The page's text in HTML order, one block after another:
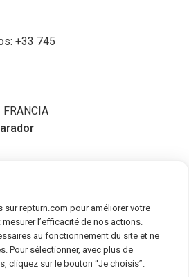
+33 745
Aviso legal Política de privacidad
repturn.com pour améliorer votre
l’efficacité de nos actions.
au fonctionnement du site et ne
Pour sélectionner, avec plus de
cliquez sur le bouton “Je choisis”.